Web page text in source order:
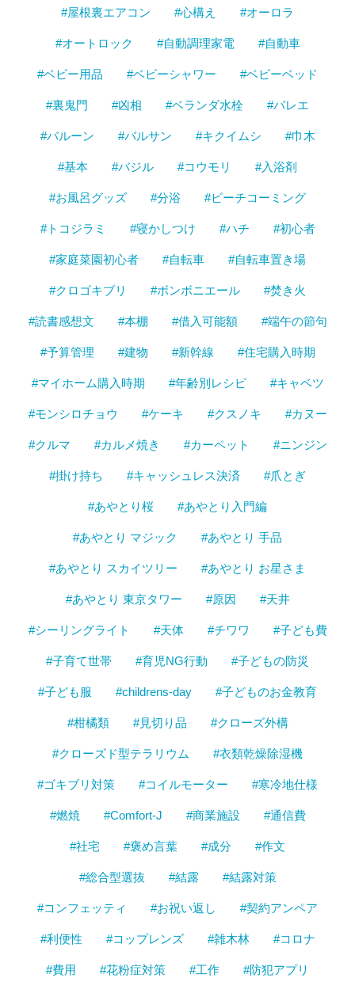
#屋根裏エアコン #心構え #オーロラ
#オートロック #自動調理家電 #自動車
#ベビー用品 #ベビーシャワー #ベビーベッド
#裏鬼門 #凶相 #ベランダ水栓 #バレエ
#バルーン #バルサン #キクイムシ #巾木
#基本 #バジル #コウモリ #入浴剤
#お風呂グッズ #分浴 #ビーチコーミング
#トコジラミ #寝かしつけ #ハチ #初心者
#家庭菜園初心者 #自転車 #自転車置き場
#クロゴキブリ #ボンボニエール #焚き火
#読書感想文 #本棚 #借入可能額 #端午の節句
#予算管理 #建物 #新幹線 #住宅購入時期
#マイホーム購入時期 #年齢別レシピ #キャベツ
#モンシロチョウ #ケーキ #クスノキ #カヌー
#クルマ #カルメ焼き #カーペット #ニンジン
#掛け持ち #キャッシュレス決済 #爪とぎ
#あやとり桜 #あやとり入門編
#あやとり マジック #あやとり 手品
#あやとり スカイツリー #あやとり お星さま
#あやとり 東京タワー #原因 #天井
#シーリングライト #天体 #チワワ #子ども費
#子育て世帯 #育児NG行動 #子どもの防災
#子ども服 #childrens-day #子どものお金教育
#柑橘類 #見切り品 #クローズ外構
#クローズド型テラリウム #衣類乾燥除湿機
#ゴキブリ対策 #コイルモーター #寒冷地仕様
#燃焼 #Comfort-J #商業施設 #通信費
#社宅 #褒め言葉 #成分 #作文
#総合型選抜 #結露 #結露対策
#コンフェッティ #お祝い返し #契約アンペア
#利便性 #コップレンズ #雑木林 #コロナ
#費用 #花粉症対策 #工作 #防犯アプリ